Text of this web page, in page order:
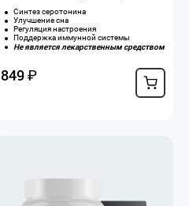
Синтез серотонина
Улучшение сна
Регуляция настроения
Поддержка иммунной системы
Не является лекарственным средством
849₽